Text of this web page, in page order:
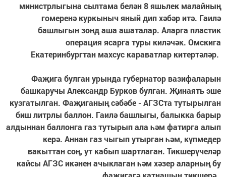
министрлыгына сылтама белән 8 яшьлек малайның
гомеренә куркыныч яный дип хәбәр итә. Гаилә
башлыгын зонд аша ашаталар. Аларга пластик
операция ясарга туры киләчәк. Омскига
Екатеринбургтан махсус караватлар китертәләр.
Фаҗига булган урында губернатор вазифаларын
башкаручы Александр Бурков булган. Җинаять эше
кузгатылган. Фаҗиганың сәбәбе - АГЗСта тутырылган
биш литрлы баллон. Гаилә башлыгы, балыкка барыр
алдыннан баллонга газ тутырып ала һәм фатирга алып
керә. Аннан газ чыгып утырган һәм, күпмедер
вакыттан соң, ут кабып шартлаган. Тикшерүчеләр
кайсы АГЗС икәнен ачыклаган һәм хәзер аларның бу